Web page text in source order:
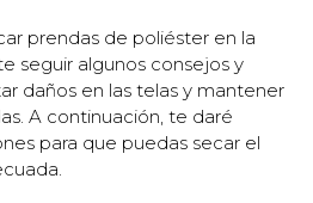
prendas de poliéster en la
seguir algunos consejos y
daños en las telas y mantener
A continuación, te daré
para que puedas secar el